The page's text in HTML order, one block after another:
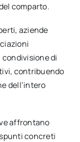
comparto.
aziende
condivisione di
contribuendo
dell’intero
affrontano
concreti